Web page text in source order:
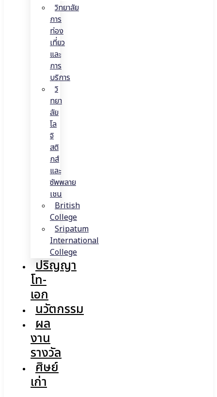
วิทยาลัย
การ
ท่อง
เที่ยว
และ
การ
บริการ
วิ
ทยา
ลัย
โล
จิ
สติ
กส์
และ
ซัพพลาย
เชน
British
College
Sripatum
International
College
ปริญญา
โท-
เอก
นวัตกรรม
ผล
งาน
รางวัล
ศิษย์
เก่า